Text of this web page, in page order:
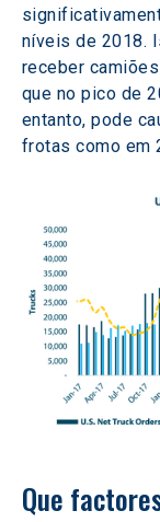
níveis de 2018.
receber
que no pico de
entanto, pode
frotas como em
Que